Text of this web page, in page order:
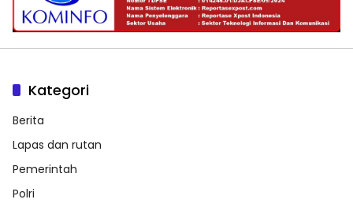
Kategori
Berita
Lapas dan rutan
Pemerintah
Polri